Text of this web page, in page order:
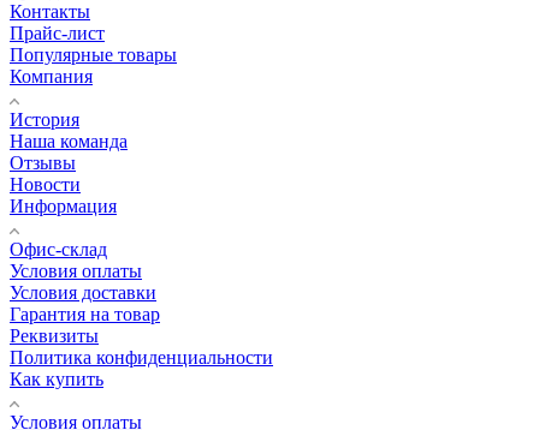
Контакты
Прайс-лист
Популярные товары
Компания
История
Наша команда
Отзывы
Новости
Информация
Офис-склад
Условия оплаты
Условия доставки
Гарантия на товар
Реквизиты
Политика конфиденциальности
Как купить
Условия оплаты